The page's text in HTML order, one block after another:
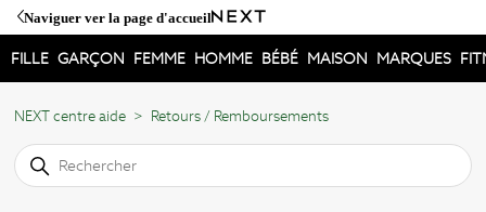
Naviguer ver la page d'accueil
FILLE GARÇON FEMME HOMME BÉBÉ MAISON MARQUES
NEXT centre aide Retours / Remboursements